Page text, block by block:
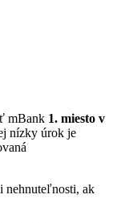
mBank 1. miesto v
nízky úrok je
nehnuteľnosti, ak